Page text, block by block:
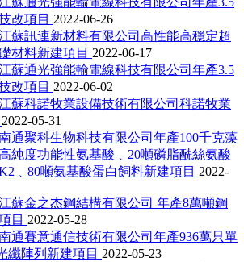
改項目 2022-06-26
蘇訊連新材料有限公司高性能高穩定超
材料新建項目 2022-06-17
蘇通光強能輸電線科技有限公司年產3.5
改項目 2022-06-02
蘇科諾牧業設備技術有限公司科諾牧業
2022-05-31
通聚科生物科技有限公司年產100千克藻
純度功能性氨基酸﹑20噸磷脂酰絲氨酸
噸氨基酸蛋白飼料新建項目 2022-
蘇金之杰鋼結構有限公司 年產8萬噸鋼
目 2022-05-28
通賽意通信技術有限公司年產936萬只單
纖陣列新建項目 2022-05-23